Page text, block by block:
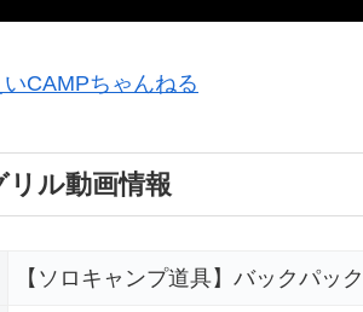
いCAMPちゃんねる
リル動画情報
【ソロキャンプ道具】バックパッ